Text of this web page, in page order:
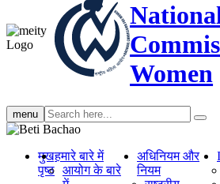
Women
menu Search
मुख
पृष्ठ
हमारे बारे में
आयोग के बारे
अधिनियम और
नियम